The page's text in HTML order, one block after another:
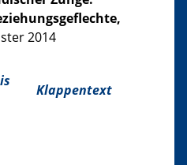
2014
Klappentext